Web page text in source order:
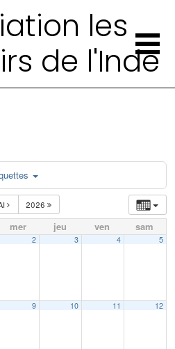
les
de l'Inde
2026
mer jeu ven sam
2 3 4 5
9 10 11 12